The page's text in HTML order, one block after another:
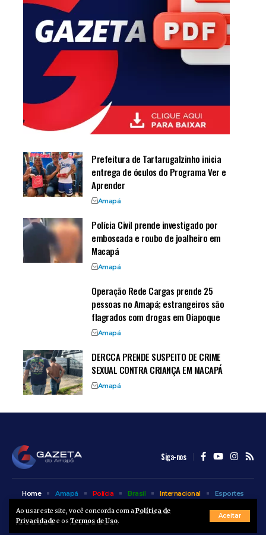
Ao usar este site, você concorda com aPolítica de
Privacidadee os Termos de Uso.
Aceitar
Prefeitura de Tartarugalzinho inicia
entrega de óculos do Programa Ver e
Aprender
Amapá
Polícia Civil prende investigado por
emboscada e roubo de joalheiro em
Macapá
Amapá
Operação Rede Cargas prende 25
pessoas no Amapá; estrangeiros são
flagrados com drogas em Oiapoque
Amapá
DERCCA PRENDE SUSPEITO DE CRIME
SEXUAL CONTRA CRIANÇA EM MACAPÁ
Amapá
Siga-nos
© A Gazeta do Amapá - 2025. Todos os direitos reservados.
Home Amapá Polícia Brasil Internacional
Esportes
Entretenimento